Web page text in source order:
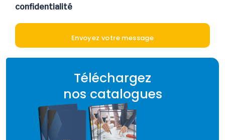
confidentialité
Téléchargez
nos catalogues